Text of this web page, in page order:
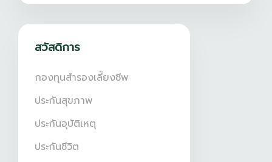
สวัสดิการ
กองทุนสำรองเลี้ยงชีพ
ประกันสุขภาพ
ประกันอุบัติเหตุ
ประกันชีวิต